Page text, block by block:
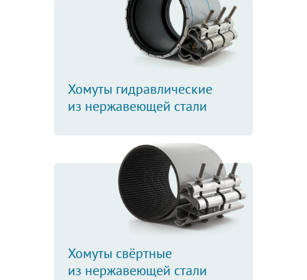
Хомуты гидравлические
из нержавеющей стали
Хомуты свёртные
из нержавеющей стали